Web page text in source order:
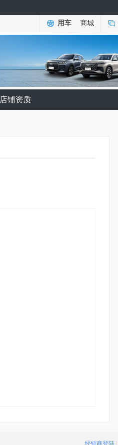
用车 商城
店铺资质
经销商登陆